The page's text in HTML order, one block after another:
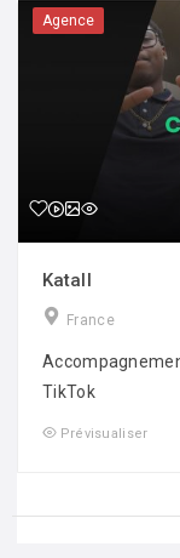
Agence
Katall
France
TikTok
Prévisualiser